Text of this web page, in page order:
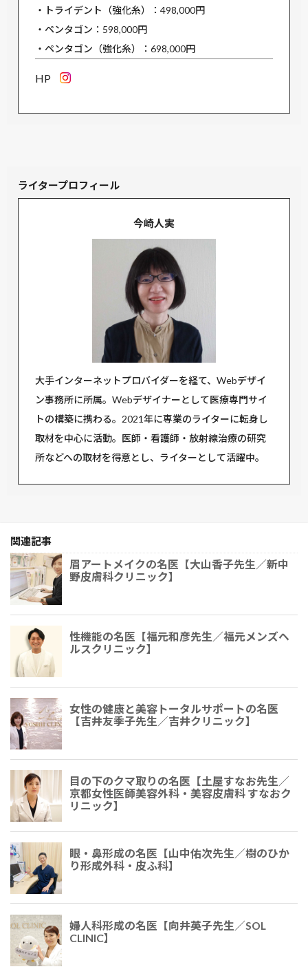
・トライデント（強化糸）：498,000円
・ペンタゴン：598,000円
・ペンタゴン（強化糸）：698,000円
HP
ライタープロフィール
今崎人実
大手インターネットプロバイダーを経て、Webデザイ
ン事務所に所属。Webデザイナーとして医療専門サイ
トの構築に携わる。2021年に専業のライターに転身し
取材を中心に活動。医師・看護師・放射線治療の研究
所などへの取材を得意とし、ライターとして活躍中。
関連記事
眉アートメイクの名医【大山香子先生／新中
野皮膚科クリニック】
性機能の名医【福元和彦先生／福元メンズヘ
ルスクリニック】
女性の健康と美容トータルサポートの名医
【吉井友季子先生／吉井クリニック】
目の下のクマ取りの名医【土屋すなお先生／
京都女性医師美容外科・美容皮膚科 すなおク
リニック】
眼・鼻形成の名医【山中佑次先生／樹のひか
り形成外科・皮ふ科】
婦人科形成の名医【向井英子先生／SOL
CLINIC】